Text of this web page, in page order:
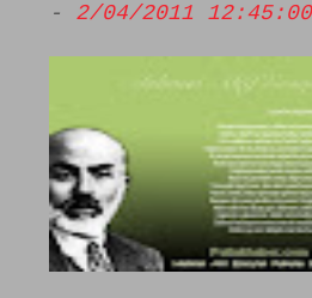
- 2/04/2011 12:45:00